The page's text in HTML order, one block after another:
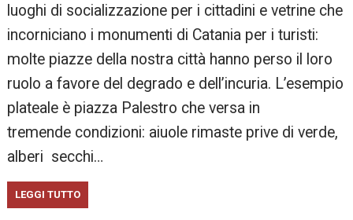
luoghi di socializzazione per i cittadini e vetrine che
incorniciano i monumenti di Catania per i turisti:
molte piazze della nostra città hanno perso il loro
ruolo a favore del degrado e dell’incuria. L’esempio
plateale è piazza Palestro che versa in
tremende condizioni: aiuole rimaste prive di verde,
alberi secchi…
LEGGI TUTTO